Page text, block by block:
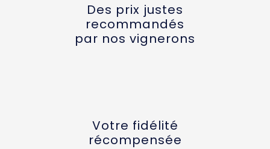
Des prix justes
recommandés
par nos vignerons
Votre fidélité
récompensée